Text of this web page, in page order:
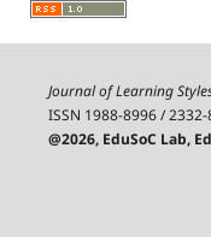
Journal of Learning
ISSN 1988-8996 /
@2026, EduSoC Lab,